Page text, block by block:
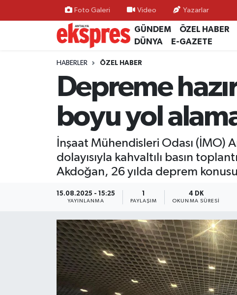
Foto Galeri Video Yazarlar
GÜNDEM ÖZEL HABER
DÜNYA
E-GAZETE
HABERLER ÖZEL HABER
Depreme
boyu yol
İnşaat Mühendisleri Odası (İMO)
dolayısıyla kahvaltılı basın
Akdoğan, 26 yılda deprem
15.08.2025 - 15:25
YAYINLANMA
1
PAYLAŞIM
4 DK
OKUNMA SÜRESI
ÖZEL HABER
GÜNDEM
YEREL GÜNDEM
EKONOMİ
KÜLTÜR - SANAT
EĞİTİM
TURİZM
Nöbetçi Eczaneler
Hava Durumu
Trafik Durumu
Süper Lig Puan Durumu ve Fikstür
Tüm Manşetler
Son Dakika Haberleri